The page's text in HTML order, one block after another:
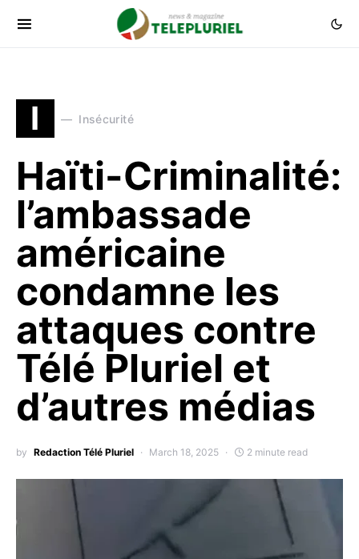
I Insécurité
Haïti-Criminalité:
l’ambassade
américaine
condamne les
attaques contre
Télé Pluriel et
d’autres médias
by Redaction Télé Pluriel March 18, 2025 2 minute read